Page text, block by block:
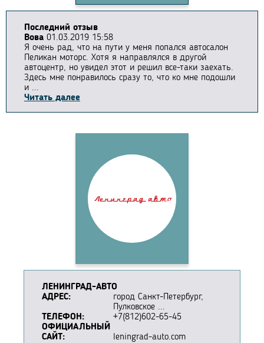
Последний отзыв
Вова 01.03.2019 15:58
Я очень рад, что на пути у меня попался автосалон
Пеликан моторс. Хотя я направлялся в другой
автоцентр, но увидел этот и решил все-таки заехать.
Здесь мне понравилось сразу то, что ко мне подошли
и ...
Читать далее
ЛЕНИНГРАД-АВТО
АДРЕС:
город Санкт-Петербург,
Пулковское ...
ТЕЛЕФОН:
+7(812)602-65-45
ОФИЦИАЛЬНЫЙ
САЙТ:
leningrad-auto.com